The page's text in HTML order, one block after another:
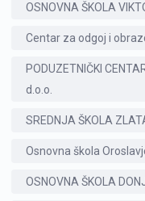
OSNOVNA ŠKOLA
Centar za odgoj i
PODUZETNIČKI
d.o.o.
SREDNJA ŠKOLA
Osnovna škola
OSNOVNA ŠKOLA